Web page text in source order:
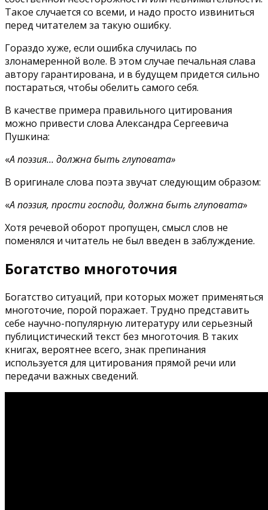
Такое случается со всеми, и надо просто извиниться
перед читателем за такую ошибку.
Гораздо хуже, если ошибка случилась по
злонамеренной воле. В этом случае печальная слава
автору гарантирована, и в будущем придется сильно
постараться, чтобы обелить самого себя.
В качестве примера правильного цитирования
можно привести слова Александра Сергеевича
Пушкина:
«А поэзия… должна быть глуповата»
В оригинале слова поэта звучат следующим образом:
«А поэзия, прости господи, должна быть глуповата»
Хотя речевой оборот пропущен, смысл слов не
поменялся и читатель не был введен в заблуждение.
Богатство многоточия
Богатство ситуаций, при которых может применяться
многоточие, порой поражает. Трудно представить
себе научно-популярную литературу или серьезный
публицистический текст без многоточия. В таких
книгах, вероятнее всего, знак препинания
используется для цитирования прямой речи или
передачи важных сведений.